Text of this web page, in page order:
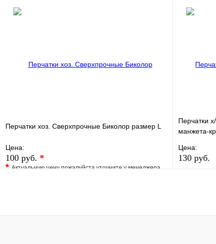
В избранное В
Перчатки хоз. Сверхпрочные Биколор размер L
Цена:
100 руб. *
*Актуальную цену пожалуйста уточните у менеджера
Перчатки
манжета-
Цена:
130 руб.